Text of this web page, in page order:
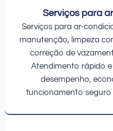
Serviços para
Serviços para ar-
manutenção, limpeza
correção de
Atendimento rápido
desempenho,
funcionamento seguro